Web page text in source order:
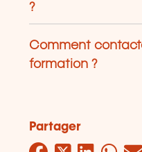
?
Comment
formation ?
Partager